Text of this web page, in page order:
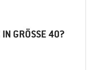
GRÖSSE 40? (